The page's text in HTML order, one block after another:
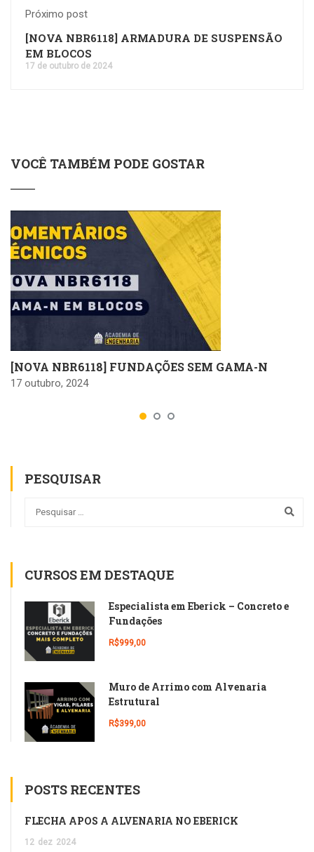
Próximo post
[NOVA NBR6118] ARMADURA DE SUSPENSÃO
EM BLOCOS
17 de outubro de 2024
VOCÊ TAMBÉM PODE GOSTAR
[NOVA NBR6118] FUNDAÇÕES SEM GAMA-N
17 outubro, 2024
PESQUISAR
CURSOS EM DESTAQUE
Especialista em Eberick – Concreto e
Fundações
R$999,00
Muro de Arrimo com Alvenaria
Estrutural
R$399,00
POSTS RECENTES
FLECHA APÓS A ALVENARIA NO EBERICK
12 dez 2024